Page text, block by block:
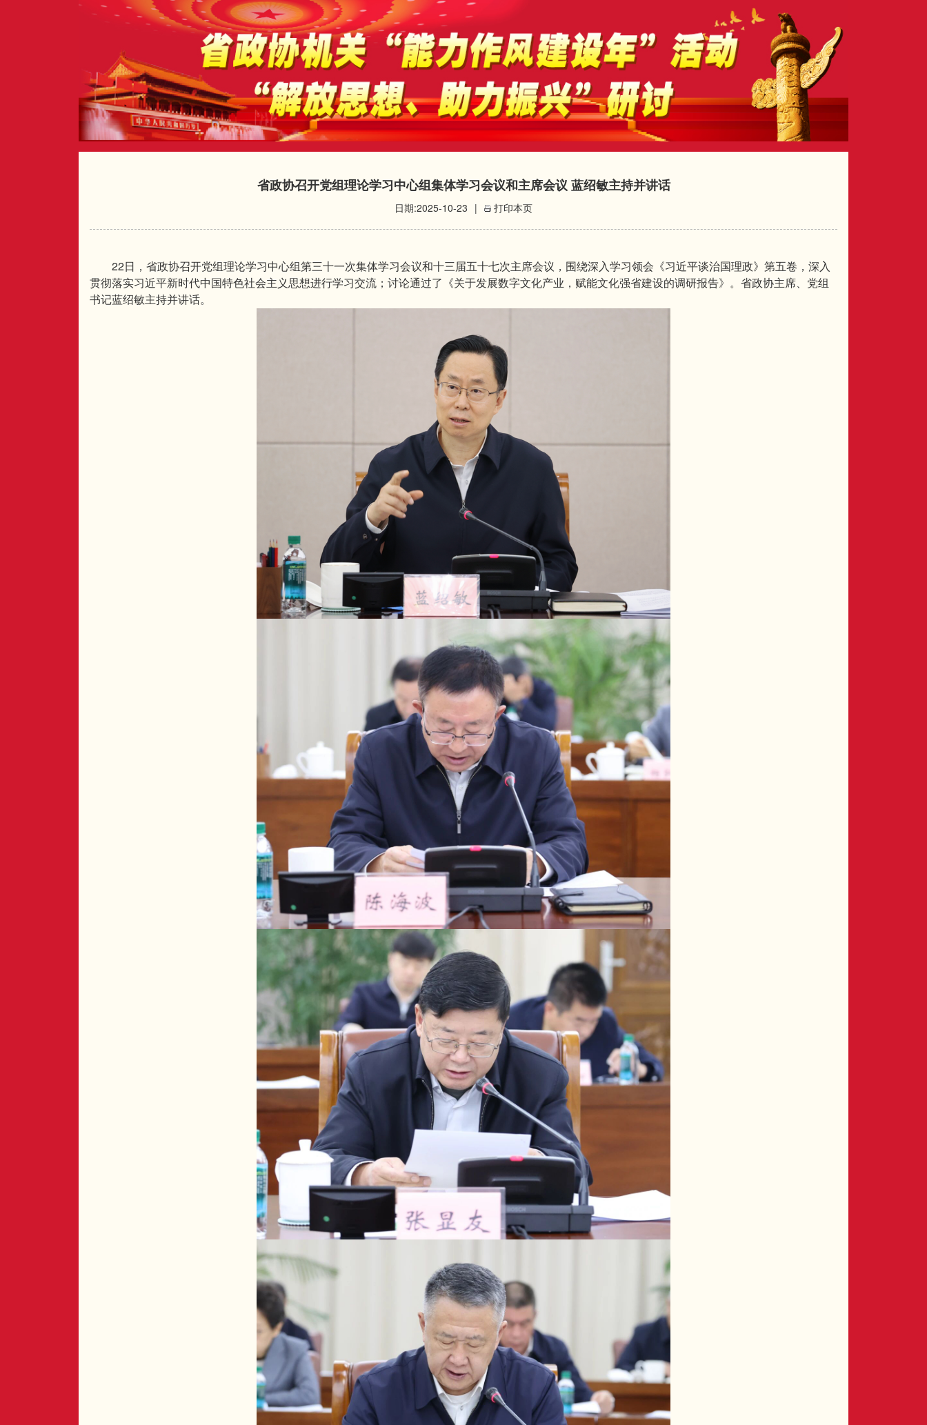
省政协召开党组理论学习中心组集体学习会议和主席会议 蓝绍敏主持并讲话
日期:2025-10-23 | 打印本页
22日，省政协召开党组理论学习中心组第三十一次集体学习会议和十三届五十七次主席会议，围绕深入学习领会《习近平谈治国理政》第五卷，深入
贯彻落实习近平新时代中国特色社会主义思想进行学习交流；讨论通过了《关于发展数字文化产业，赋能文化强省建设的调研报告》。省政协主席、党组
书记蓝绍敏主持并讲话。